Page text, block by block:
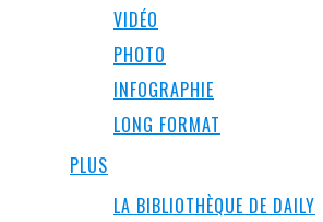
VIDÉO
PHOTO
INFOGRAPHIE
LONG FORMAT
PLUS
LA BIBLIOTHÈQUE DE DAILY